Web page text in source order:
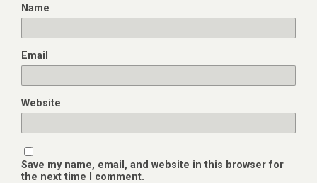
Name
Email
Website
Save my name, email, and website in this browser for
the next time I comment.